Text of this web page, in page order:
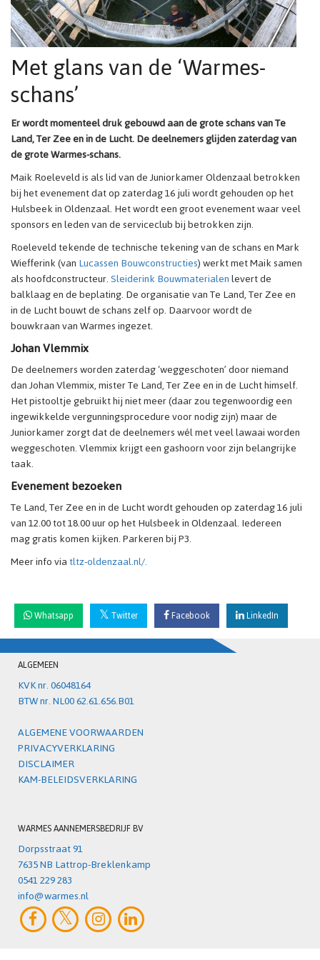
Met glans van de ‘Warmes-
schans’
Er wordt momenteel druk gebouwd aan de grote schans van Te
Land, Ter Zee en in de Lucht. De deelnemers glijden zaterdag van
de grote Warmes-schans.
Maik Roeleveld is als lid van de Juniorkamer Oldenzaal betrokken
bij het evenement dat op zaterdag 16 juli wordt gehouden op het
Hulsbeek in Oldenzaal. Het wordt een groot evenement waar veel
sponsors en leden van de serviceclub bij betrokken zijn.
Roeleveld tekende de technische tekening van de schans en Mark
Wiefferink (vanLucassen Bouwconstructies) werkt met Maik samen
als hoofdconstructeur.Sleiderink Bouwmaterialenlevert de
balklaag en de beplating. De organisatie van Te Land, Ter Zee en
in de Lucht bouwt de schans zelf op. Daarvoor wordt de
bouwkraan van Warmes ingezet.
Johan Vlemmix
De deelnemers worden zaterdag ‘weggeschoten’ door niemand
dan Johan Vlemmix, mister Te Land, Ter Zee en in de Lucht himself.
Het pistooltje gebruikt hij niet meer (daar zou tegenwoordig een
ingewikkelde vergunningsprocedure voor nodig zijn) maar de
Juniorkamer zorgt dat de deelnemers wél met veel lawaai worden
weggeschoten. Vlemmix krijgt een gashoorn voor zijn belangrijke
taak.
Evenement bezoeken
Te Land, Ter Zee en in de Lucht wordt gehouden op zaterdag 16 juli
van 12.00 tot 18.00 uur op het Hulsbeek in Oldenzaal. Iedereen
mag gratis komen kijken. Parkeren bij P3.
Meer info viatltz-oldenzaal.nl/.
Whatsapp Twitter Facebook LinkedIn
ALGEMEEN
KVK nr. 06048164
BTW nr. NL00 62.61.656.B01
ALGEMENE VOORWAARDEN
PRIVACYVERKLARING
DISCLAIMER
KAM-BELEIDSVERKLARING
WARMES AANNEMERSBEDRIJF BV
Dorpsstraat 91
7635 NB Lattrop-Breklenkamp
0541 229 283
info@warmes.nl